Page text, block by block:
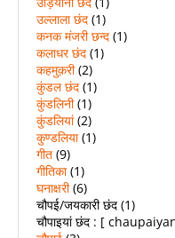
उल्लाला छंद (1)
कनक मंजरी छन्द (1)
कलाधर छंद (1)
कहमुक़री (2)
कुंडल छंद (1)
कुंडलिनी (1)
कुंडलियां (2)
कुण्डलिया (1)
गीत (9)
गीतिका (1)
घनाक्षरी (6)
चौपई/जयकारी छंद (1)
चौपाइयां छंद : [